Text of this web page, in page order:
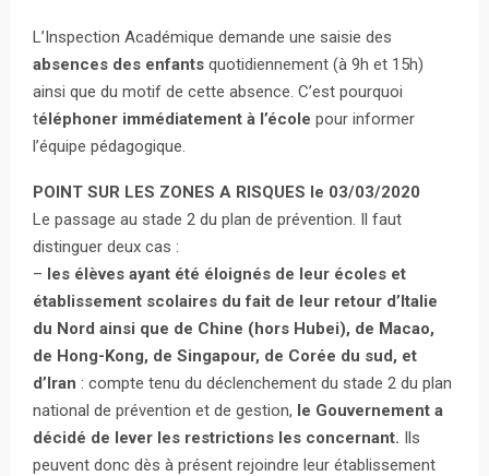
L’Inspection Académique demande une saisie des
absences des enfants quotidiennement (à 9h et 15h)
ainsi que du motif de cette absence. C’est pourquoi
téléphoner immédiatement à l’école pour informer
l’équipe pédagogique.
POINT SUR LES ZONES A RISQUES le 03/03/2020
Le passage au stade 2 du plan de prévention. Il faut
distinguer deux cas :
– les élèves ayant été éloignés de leur écoles et
établissement scolaires du fait de leur retour d’Italie
du Nord ainsi que de Chine (hors Hubei), de Macao,
de Hong-Kong, de Singapour, de Corée du sud, et
d’Iran : compte tenu du déclenchement du stade 2 du plan
national de prévention et de gestion, le Gouvernement a
décidé de lever les restrictions les concernant. Ils
peuvent donc dès à présent rejoindre leur établissement